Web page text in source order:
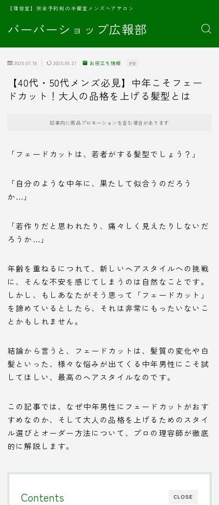
バーバーショップ広報部
【理容室】完全予約制の半個室メンズヘアサロン
2025.07.18 2025.09.27 お役立ち情報 PR
【40代・50代メンズ必見】中年こそフェー
ドカット！大人の品格を上げる髪型とは
記事内に商品プロモーションを含む場合があります
「フェードカットは、若者がする髪型でしょう？」
「自分のような中年に、果たして似合うのだろう
か…」
「若作りだと思われたり、痛々しく見えたりしないだ
ろうか…」
年齢を重ねるにつれて、新しいヘアスタイルへの挑戦
に、そんな不安を感じてしまうのは自然なことです。
しかし、もしあなたがそう思って「フェードカット」
を諦めているとしたら、それは非常にもったいないこ
とかもしれません。
結論から言うと、フェードカットは、髪質の変化や白
髪といった、様々な悩みが出てくる中年男性にこそ試
してほしい、最高のヘアスタイルなのです。
この記事では、なぜ中年男性にフェードカットがおす
すめなのか、そして大人の品格を上げるためのスタイ
ル選びとオーダー方法について、プロの理容師が徹底
的に解説します。
CLOSE
Contents